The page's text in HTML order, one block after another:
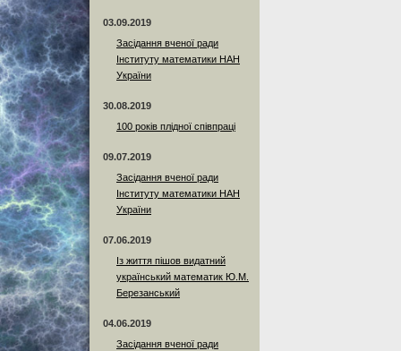
03.09.2019
Засідання вченої ради
Інституту математики НАН
України
30.08.2019
100 років плідної співпраці
09.07.2019
Засідання вченої ради
Інституту математики НАН
України
07.06.2019
Із життя пішов видатний
український математик Ю.М.
Березанський
04.06.2019
Засідання вченої ради